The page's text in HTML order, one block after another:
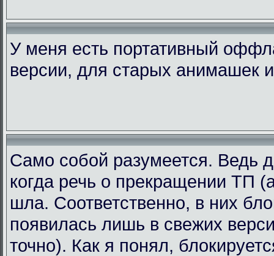
У меня есть портативный
версии, для старых анимашек
Само собой разумеется. Ведь
когда речь о прекращении ТП
шла. Соответственно, в них
появилась лишь в свежих
точно). Как я понял,